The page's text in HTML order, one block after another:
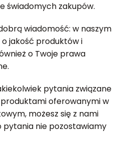
świadomych zakupów.
wiadomość: w naszym
jakość produktów i
o Twoje prawa
pytania związane
oferowanymi w
możesz się z nami
nie pozostawiamy